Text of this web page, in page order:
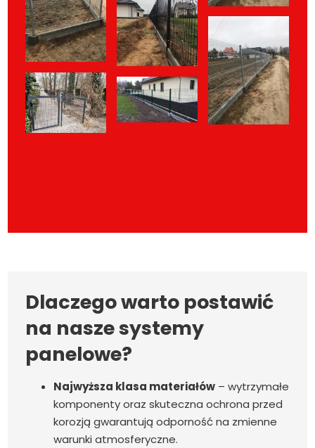
Dlaczego warto postawić
na nasze systemy
panelowe?
Najwyższa klasa materiałów – wytrzymałe
komponenty oraz skuteczna ochrona przed
korozją gwarantują odporność na zmienne
warunki atmosferyczne.